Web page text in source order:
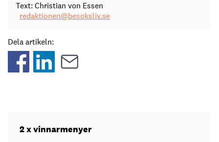
Text: Christian von Essen
redaktionen@besoksliv.se
Dela artikeln:
2 x vinnarmenyer